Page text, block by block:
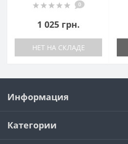
0
1 025 грн.
НЕТ НА СКЛАДЕ
Информация
Категории